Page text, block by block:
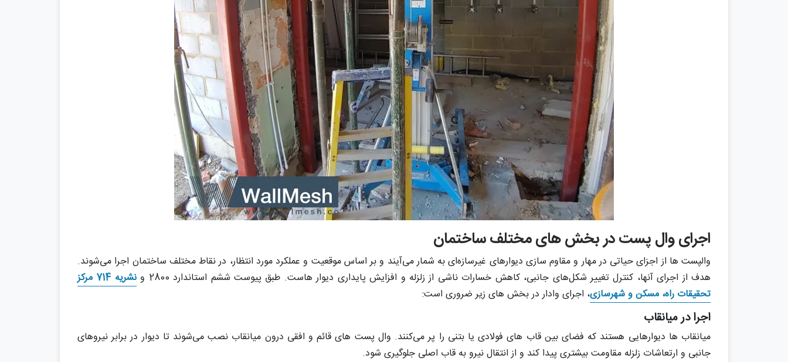
اجرای وال پست در بخش های مختلف ساختمان
والپست ها از اجزای حیاتی در مهار و مقاوم سازی دیوارهای غیرسازه‌ای به شمار می‌آیند و بر اساس موقعیت و عملکرد مورد انتظار، در نقاط مختلف ساختمان اجرا می‌شوند.
هدف از اجرای آنها، کنترل تغییر شکل‌های جانبی، کاهش خسارات ناشی از زلزله و افزایش پایداری دیوار هاست. طبق پیوست ششم استاندارد 2800 و
نشریه 714 مرکز
تحقیقات راه، مسکن و شهرسازی، اجرای وادار در بخش های زیر ضروری است:
اجرا در میانقاب
میانقاب ها دیوارهایی هستند که فضای بین قاب های فولادی یا بتنی را پر می‌کنند. وال پست های قائم و افقی درون میانقاب نصب می‌شوند تا دیوار در برابر نیروهای
جانبی و ارتعاشات زلزله مقاومت بیشتری پیدا کند و از انتقال نیرو به قاب اصلی جلوگیری شود.